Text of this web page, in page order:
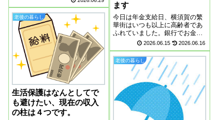
ました。今日は、所属している
教会が開いている絵画教室に行
ってきました。だいぶ前から誘
われていたのだけど、絵なんて
書けるのかなと躊...
ます
今日は年金支給日、横須賀の繁
華街はいつも以上に高齢者であ
ふれていました。銀行でお金を
おろす方の多い事多い事。何も
並んでまで、支給日当日におろ
すことはないのにと思うけれ
ど。この物価高、前日にはすっ
からかんなんて方が多いのかも
しれません。８０代...
2026.06.15 2026.06.16
老後の暮らし
生活保護はなんとしてで
も避けたい、現在の収入
の柱は４つです。
老後の暮らし